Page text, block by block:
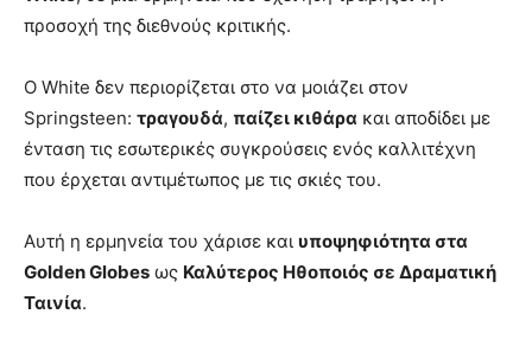
προσοχή της διεθνούς κριτικής.
Ο White δεν περιορίζεται στο να μοιάζει στον
Springsteen: τραγουδά, παίζει κιθάρα και αποδίδει με
ένταση τις εσωτερικές συγκρούσεις ενός καλλιτέχνη
που έρχεται αντιμέτωπος με τις σκιές του.
Αυτή η ερμηνεία του χάρισε και υποψηφιότητα στα
Golden Globes ως Καλύτερος Ηθοποιός σε Δραματική
Ταινία.